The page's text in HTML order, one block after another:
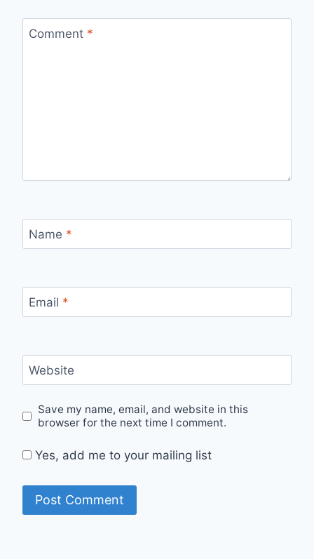
Comment *
Name *
Email *
Website
Save my name, email, and website in this
browser for the next time I comment.
Yes, add me to your mailing list